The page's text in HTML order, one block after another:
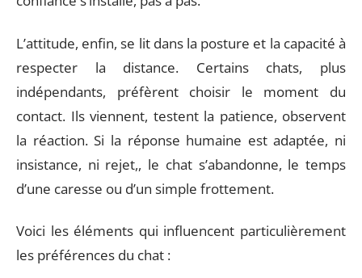
L’attitude, enfin, se lit dans la posture et la capacité à
respecter la distance. Certains chats, plus
indépendants, préfèrent choisir le moment du
contact. Ils viennent, testent la patience, observent
la réaction. Si la réponse humaine est adaptée, ni
insistance, ni rejet,, le chat s’abandonne, le temps
d’une caresse ou d’un simple frottement.
Voici les éléments qui influencent particulièrement
les préférences du chat :